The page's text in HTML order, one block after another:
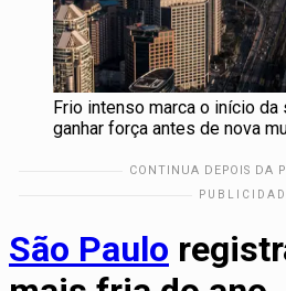
Frio intenso marca o início da
ganhar força antes de nova
São Paulo